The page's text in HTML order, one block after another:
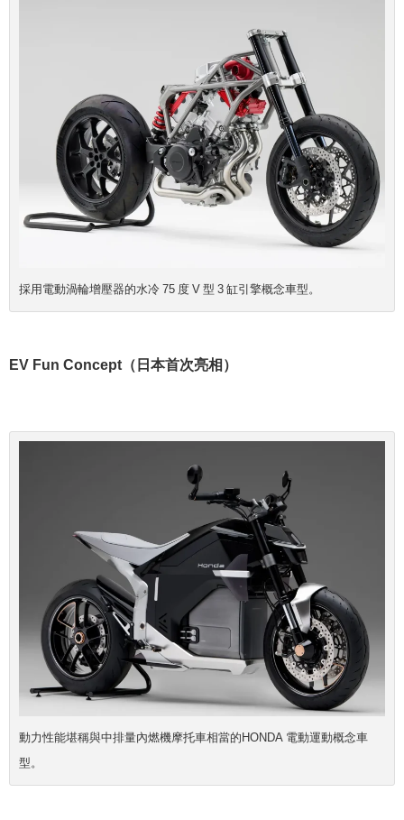
採用電動渦輪增壓器的水冷 75 度 V 型 3 缸引擎概念車型。
EV Fun Concept（日本首次亮相）
動力性能堪稱與中排量內燃機摩托車相當的HONDA 電動運動概念車
型。